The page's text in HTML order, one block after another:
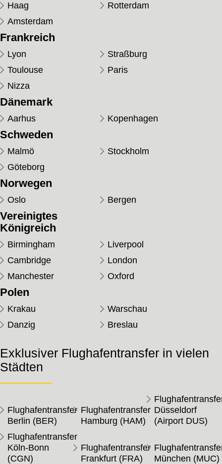
Haag
Rotterdam
Amsterdam
Frankreich
Lyon
Straßburg
Toulouse
Paris
Nizza
Dänemark
Aarhus Kopenhagen
Schweden
Malmö
Stockholm
Göteborg
Norwegen
Oslo Bergen
Vereinigtes
Königreich
Birmingham
Liverpool
Cambridge
London
Manchester
Oxford
Polen
Krakau
Warschau
Danzig
Breslau
Exklusiver Flughafentransfer in vielen
Städten
Flughafentransfer
Berlin (BER)
Flughafentransfer
Hamburg (HAM)
Düsseldorf
(Airport DUS)
Flughafentransfer
Köln-Bonn
(CGN)
Flughafentransfer
Frankfurt (FRA)
München (MUC)